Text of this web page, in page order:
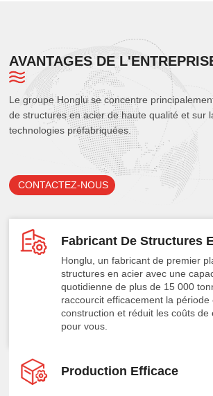
AVANTAGES DE
Le groupe Honglu se concentre
de structures en acier de haute qualité et sur
technologies préfabriquées.
CONTACTEZ-NOUS
Fabricant De Structures
Honglu, un fabricant de premier
structures en acier avec une
quotidienne de plus de 15 000
raccourcit efficacement la période
construction et réduit les coûts de
pour vous.
Production Efficace